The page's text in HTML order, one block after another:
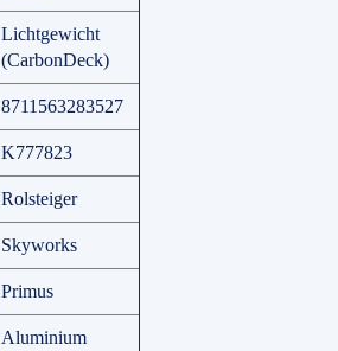
Lichtgewicht
(CarbonDeck)
8711563283527
K777823
Rolsteiger
Skyworks
Primus
Aluminium